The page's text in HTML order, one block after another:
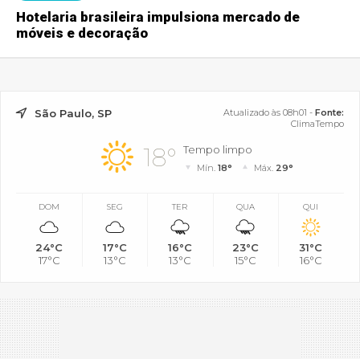
Hotelaria brasileira impulsiona mercado de
móveis e decoração
São Paulo, SP Atualizado às 08h01 - Fonte:
ClimaTempo
18° Tempo limpo
Mín.18° Máx. 29°
DOM
24°C
17°C
SEG
17°C
13°C
TER
16°C
13°C
QUA
23°C
15°C
QUI
31°C
16°C